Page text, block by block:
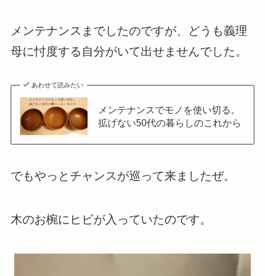
メンテナンスまでしたのですが、どうも義理
母に忖度する自分がいて出せませんでした。
あわせて読みたい
メンテナンスでモノを使い切る。
拡げない50代の暮らしのこれから
でもやっとチャンスが巡って来ましたぜ。
木のお椀にヒビが入っていたのです。